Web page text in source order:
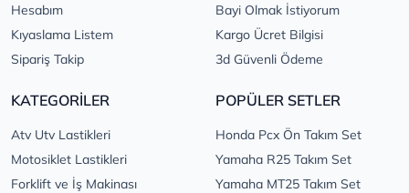
Hesabım
Kıyaslama Listem
Sipariş Takip
Bayi Olmak İstiyorum
Kargo Ücret Bilgisi
3d Güvenli Ödeme
KATEGORİLER
Atv Utv Lastikleri
Motosiklet Lastikleri
Forklift ve İş Makinası
POPÜLER SETLER
Honda Pcx Ön Takım Set
Yamaha R25 Takım Set
Yamaha MT25 Takım Set